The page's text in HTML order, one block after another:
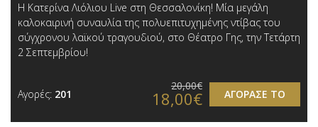
Η Κατερίνα Λιόλιου Live στη Θεσσαλονίκη! Μία μεγάλη
καλοκαιρινή συναυλία της πολυεπιτυχημένης ντίβας του
σύγχρονου λαϊκού τραγουδιού, στο Θέατρο Γης, την Τετάρτη
2 Σεπτεμβρίου!
Αγορές: 201 ΑΓΟΡΑΣΕ ΤΟ
20,00€
18,00€